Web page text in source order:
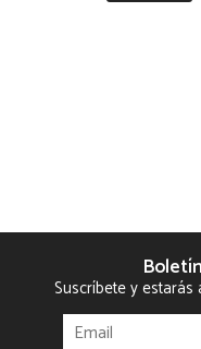
Suscríbete y